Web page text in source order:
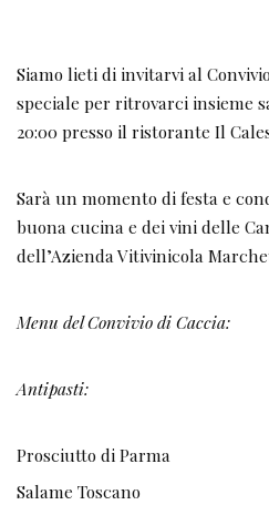
Siamo lieti di invitarvi al
speciale per ritrovarci insieme
20:00 presso il ristorante Il
Sarà un momento di festa e
buona cucina e dei vini delle
dell’Azienda Vitivinicola
Menu del Convivio di Caccia:
Antipasti:
Prosciutto di Parma
Salame Toscano